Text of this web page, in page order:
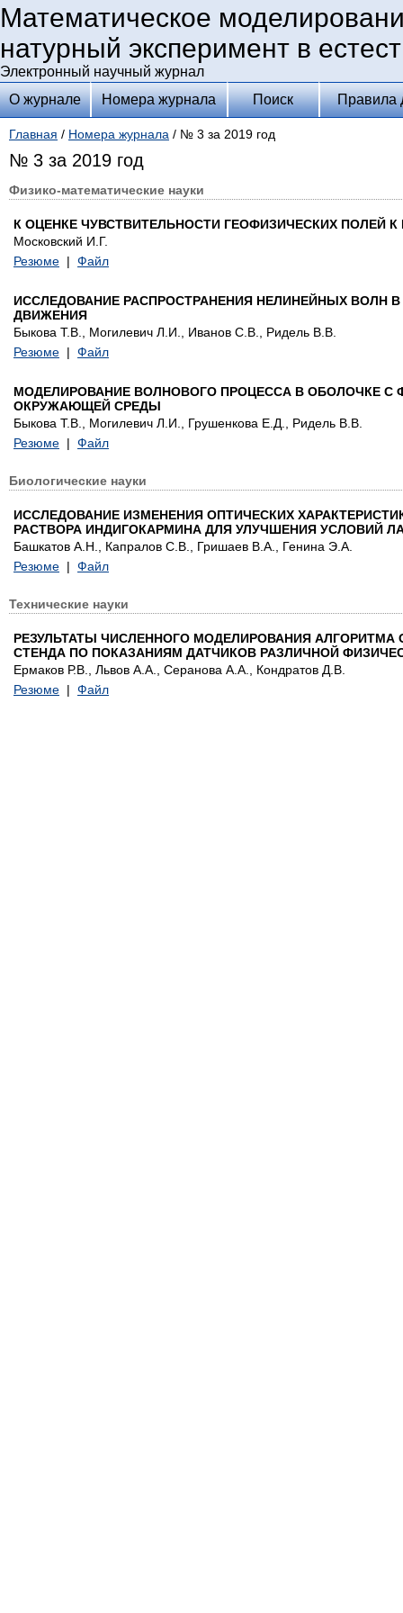
Математическое
натурный эксперимент в
Электронный научный журнал
О журнале
Номера журнала Поиск Правила
Главная / Номера журнала / № 3 за 2019 год
№ 3 за 2019 год
Физико-математические науки
К ОЦЕНКЕ ЧУВСТВИТЕЛЬНОСТИ ГЕОФИЗИЧЕСКИХ ПОЛЕЙ
Московский И.Г.
Резюме | Файл
ИССЛЕДОВАНИЕ РАСПРОСТРАНЕНИЯ НЕЛИНЕЙНЫХ ВОЛН
ДВИЖЕНИЯ
Быкова Т.В., Могилевич Л.И., Иванов С.В., Ридель В.В.
Резюме | Файл
МОДЕЛИРОВАНИЕ ВОЛНОВОГО ПРОЦЕССА В ОБОЛОЧКЕ
ОКРУЖАЮЩЕЙ СРЕДЫ
Быкова Т.В., Могилевич Л.И., Грушенкова Е.Д., Ридель В.В.
Резюме | Файл
Биологические науки
ИССЛЕДОВАНИЕ ИЗМЕНЕНИЯ ОПТИЧЕСКИХ
РАСТВОРА ИНДИГОКАРМИНА ДЛЯ УЛУЧШЕНИЯ УСЛОВИЙ
Башкатов А.Н., Капралов С.В., Гришаев В.А., Генина Э.А.
Резюме | Файл
Технические науки
РЕЗУЛЬТАТЫ ЧИСЛЕННОГО МОДЕЛИРОВАНИЯ
СТЕНДА ПО ПОКАЗАНИЯМ ДАТЧИКОВ РАЗЛИЧНОЙ
Ермаков Р.В., Львов А.А., Серанова А.А., Кондратов Д.В.
Резюме | Файл